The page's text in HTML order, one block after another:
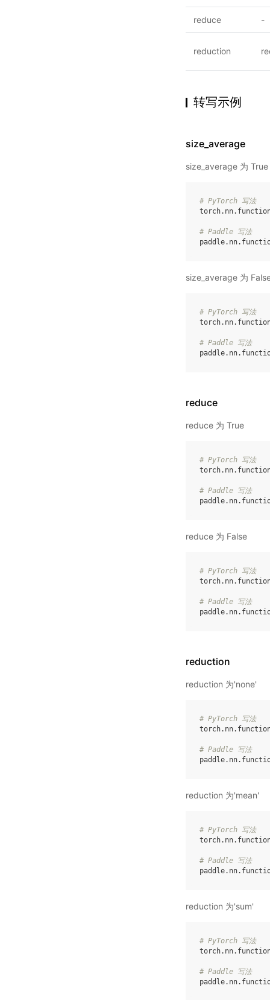
reduce -
reduction
转写示例
size_average
size_average 为 True
# PyTorch 写法
torch. nn.
# Paddle 写法
paddle. nn.
size_average 为
# PyTorch 写法
torch. nn.
# Paddle 写法
paddle. nn.
reduce
reduce 为 True
# PyTorch 写法
torch. nn.
# Paddle 写法
paddle. nn.
reduce 为 False
# PyTorch 写法
torch. nn.
# Paddle 写法
paddle. nn.
reduction
reduction 为'none'
# PyTorch 写法
torch. nn.
# Paddle 写法
paddle. nn.
reduction 为'mean'
# PyTorch 写法
torch. nn.
# Paddle 写法
paddle. nn.
reduction 为'sum'
# PyTorch 写法
torch. nn.
# Paddle 写法
paddle. nn.